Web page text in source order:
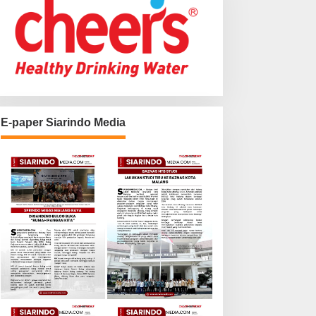
E-paper Siarindo Media